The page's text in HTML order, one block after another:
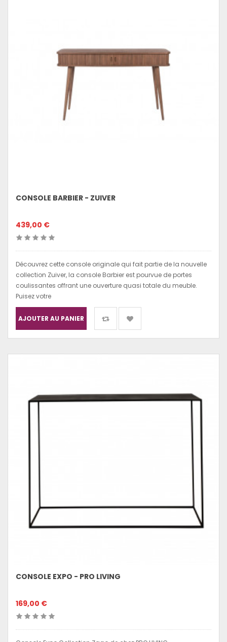
CONSOLE BARBIER - ZUIVER
439,00 €
Découvrez cette console originale qui fait partie de la nouvelle
collection Zuiver, la console Barbier est pourvue de portes
coulissantes offrant une ouverture quasi totale du meuble.
Puisez votre
AJOUTER AU PANIER
CONSOLE EXPO - PRO LIVING
169,00 €